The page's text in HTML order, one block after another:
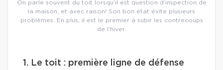
On parle souvent du toit lorsqu’il est question d’inspection de
la maison, et avec raison! Son bon état évite plusieurs
problèmes. En plus, il est le premier à subir les contrecoups
de l’hiver.
1. Le toit : première ligne de défense